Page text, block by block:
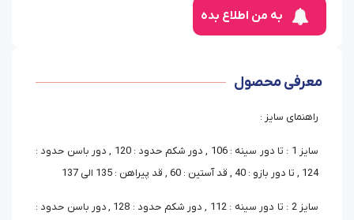
به من اطلاع بده
معرفی محصول
راهنمای سایز :
سایز 1 : تا دور سینه : 106 , دور شکم حدود : 120 , دور باسن حدود :
124 , تا دور بازو : 40 , قد آستین : 60 , قد پیراهن : 135 الی 137
سایز 2 : تا دور سینه : 112 , دور شکم حدود : 128 , دور باسن حدود :